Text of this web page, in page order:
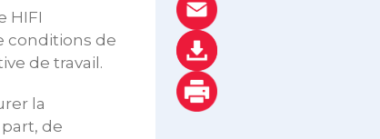
HIFI
conditions de
de travail.
la
de